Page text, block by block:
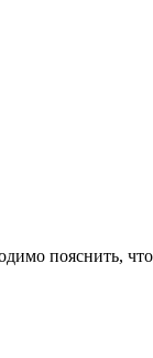
пояснить,